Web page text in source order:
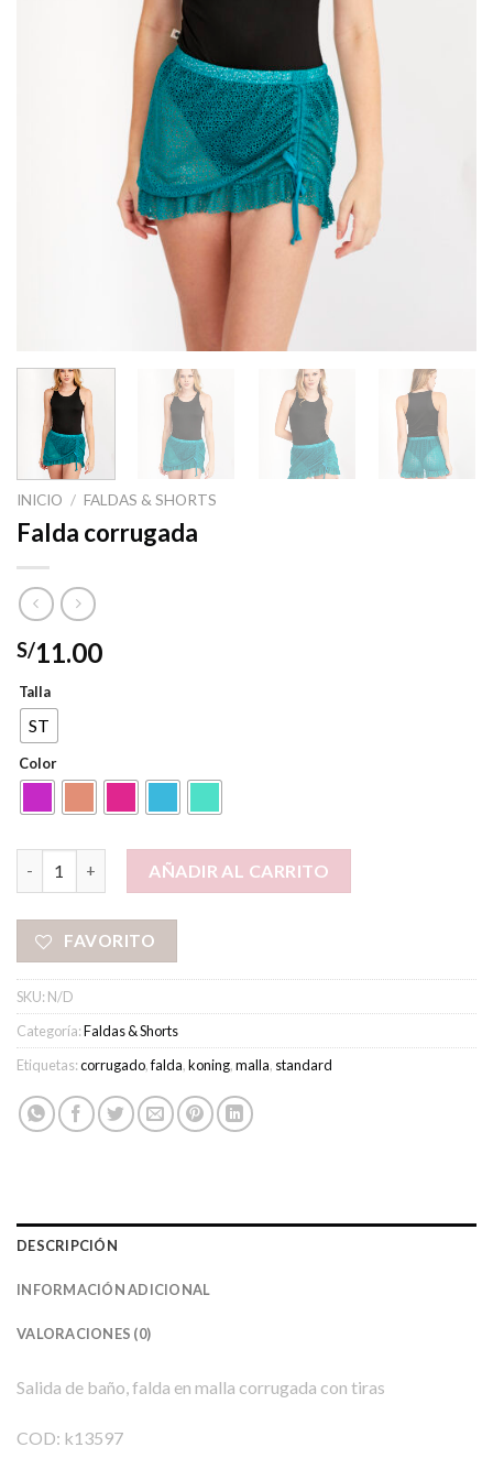
INICIO / FALDAS & SHORTS
Falda corrugada
S/11.00
Talla
ST
Color
Falda corrugada cantidadAÑADIR AL CARRITO
FAVORITO
SKU: N/D
Categoría:Faldas & Shorts
Etiquetas:corrugado,falda,koning,malla, standard
DESCRIPCIÓN
INFORMACIÓN ADICIONAL
VALORACIONES (0)
Salida de baño, falda en malla corrugada con tiras
COD: k13597